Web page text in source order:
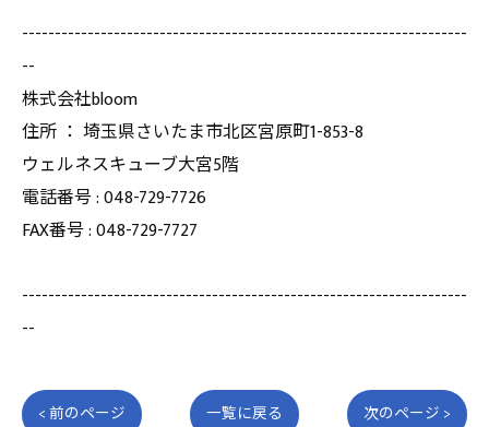
--------------------------------------------------------------------
--
株式会社bloom
住所 ： 埼玉県さいたま市北区宮原町1-853-8
ウェルネスキューブ大宮5階
電話番号 : 048-729-7726
FAX番号 : 048-729-7727
--------------------------------------------------------------------
--
< 前のページ 一覧に戻る 次のページ >